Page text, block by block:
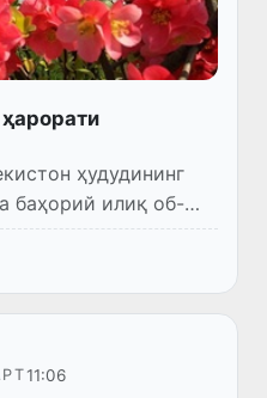
ҳудудининг
баҳорий илиқ об-
11:06